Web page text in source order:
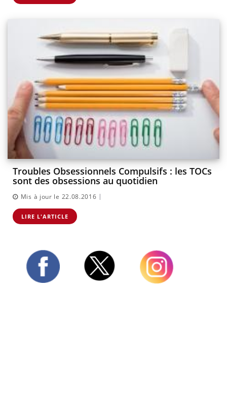
Troubles Obsessionnels Compulsifs : les TOCs
sont des obsessions au quotidien
Mis à jour le 22.08.2016 |
LIRE L'ARTICLE